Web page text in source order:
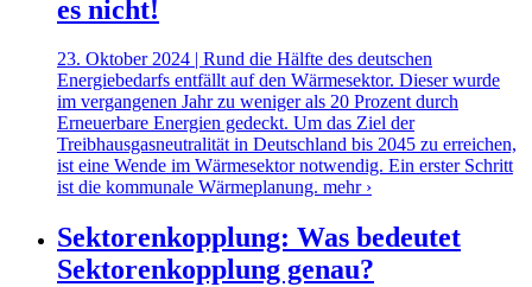
es nicht!
23. Oktober 2024 | Rund die Hälfte des deutschen
Energiebedarfs entfällt auf den Wärmesektor. Dieser wurde
im vergangenen Jahr zu weniger als 20 Prozent durch
Erneuerbare Energien gedeckt. Um das Ziel der
Treibhausgasneutralität in Deutschland bis 2045 zu erreichen,
ist eine Wende im Wärmesektor notwendig. Ein erster Schritt
ist die kommunale Wärmeplanung. mehr ›
Sektorenkopplung: Was bedeutet
Sektorenkopplung genau?